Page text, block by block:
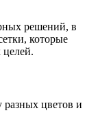
решений, в
которые
цветов и